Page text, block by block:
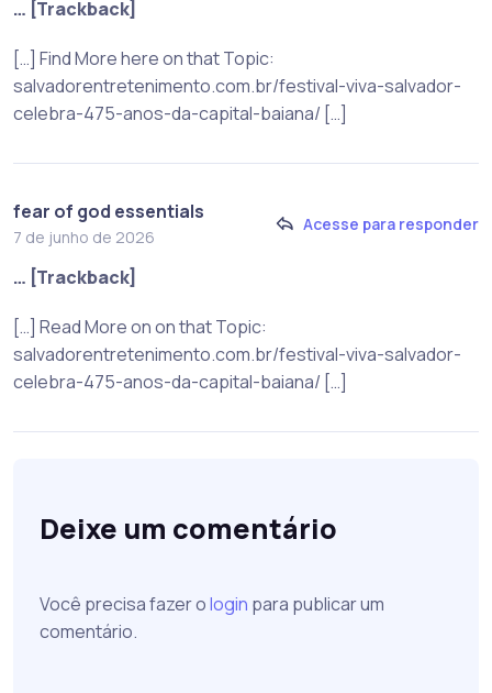
… [Trackback]
[…] Find More here on that Topic:
salvadorentretenimento.com.br/festival-viva-salvador-
celebra-475-anos-da-capital-baiana/ […]
fear of god essentials
7 de junho de 2026
Acesse para responder
… [Trackback]
[…] Read More on on that Topic:
salvadorentretenimento.com.br/festival-viva-salvador-
celebra-475-anos-da-capital-baiana/ […]
Deixe um comentário
Você precisa fazer ologin para publicar um
comentário.